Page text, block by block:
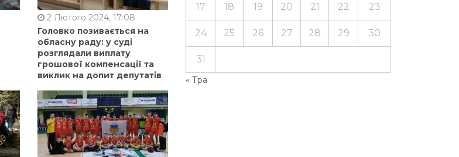
2 Лютого 2024, 17:08
Головко позивається на
обласну раду: у суді
розглядали виплату
грошової компенсації та
виклик на допит депутатів
« Тра
17 18 19 20 21 22 23
24 25 26 27 28 29 30
31